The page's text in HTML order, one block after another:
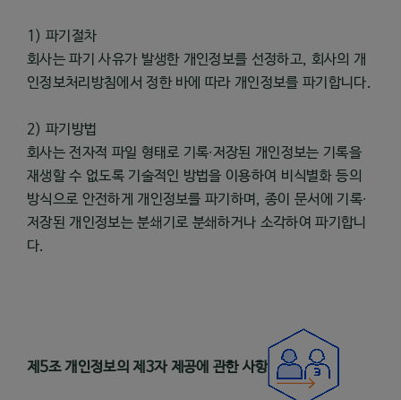
1) 파기절차
회사는 파기 사유가 발생한 개인정보를 선정하고, 회사의 개
인정보처리방침에서 정한 바에 따라 개인정보를 파기합니다.
2) 파기방법
회사는 전자적 파일 형태로 기록∙저장된 개인정보는 기록을
재생할 수 없도록 기술적인 방법을 이용하여 비식별화 등의
방식으로 안전하게 개인정보를 파기하며, 종이 문서에 기록∙
저장된 개인정보는 분쇄기로 분쇄하거나 소각하여 파기합니
다.
제 5조 개인정보의 제 3자 제공에 관한 사항